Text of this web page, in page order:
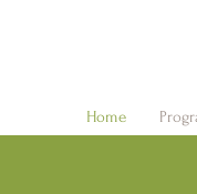
Home